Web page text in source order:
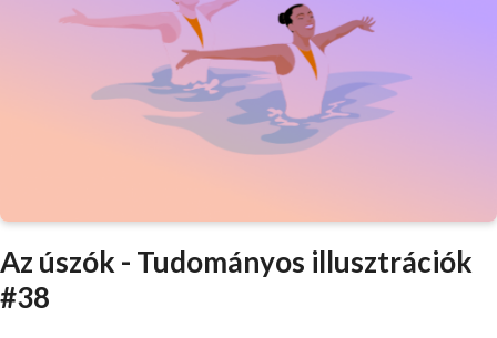
Az úszók - Tudományos illusztrációk
#38